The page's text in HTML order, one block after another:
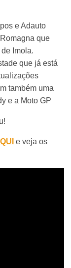
e Adauto
que
Imola.
que já está
também uma
e a Moto GP
e veja os